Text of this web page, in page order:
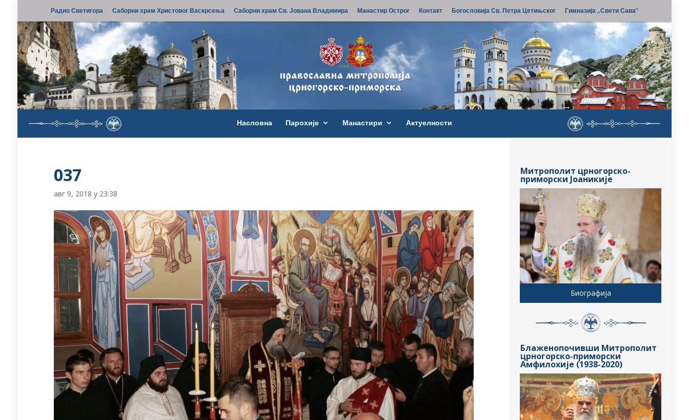
Радио Светигора Саборни храм Христовог Васкрсења Саборни храм Св. Јована Владимира Манастир Острог Контакт Богословија Св. Петра Цетињског Гимназија „Свети Сава“
Насловна Парохије Манастири Актуелности
037
авг 9, 2018 у 23:38
Митрополит црногорско-
приморски Јоаникије
Биографија
Блаженопочивши Митрополит
црногорско-приморски
Амфилохије (1938-2020)